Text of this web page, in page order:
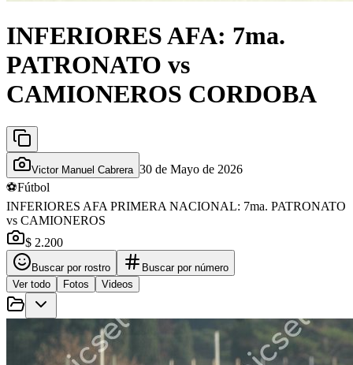
INFERIORES AFA: 7ma.
PATRONATO vs
CAMIONEROS CORDOBA
Victor Manuel Cabrera 30 de Mayo de 2026
⚽Fútbol
INFERIORES AFA PRIMERA NACIONAL: 7ma. PATRONATO
vs CAMIONEROS
$ 2.200
Buscar por rostro
Buscar por número
Ver todo
Fotos Videos